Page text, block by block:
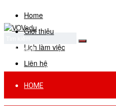
Home
Giới thiệu
Lịch làm việc
Liên hệ
No Result
View All Result
HOME